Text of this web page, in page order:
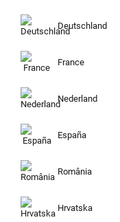
Deutschland
France
Nederland
España
România
Hrvatska